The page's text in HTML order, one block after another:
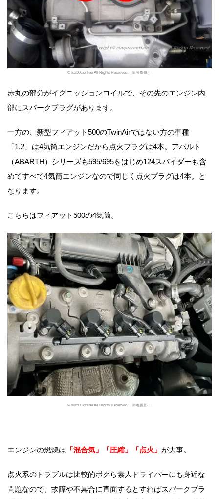
© fiat500.online All Rights Reserved.［筆者撮影］
赤丸の部分がイグニッションコイルで、その先のエンジン内
部にスパークプラグがあります。
一方の、新型フィアット500のTwinAirではない方の車種
「1.2」は4気筒エンジンだから点火プラグは4本。アバルト
（ABARTH）シリーズも595/695をはじめ124スパイダーも含
めてすべて4気筒エンジンなので同じく点火プラグは4本。と
なります。
こちらはフィアット500の4気筒。
© fiat500.online All Rights Reserved.［筆者撮影］
エンジンの燃焼は 「混合気」「圧縮」「点火」 が大事。
点火系のトラブルは比較的ボクら素人ドライバーにも身近な
問題なので、故障や不具合に直面するとすればスパークプラ